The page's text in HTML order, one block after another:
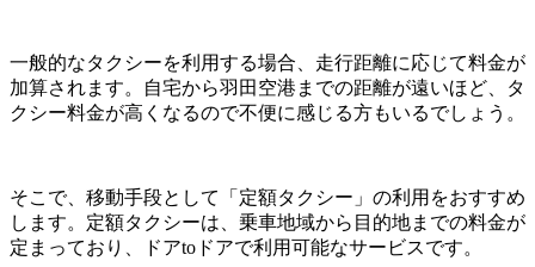
一般的なタクシーを利用する場合、走行距離に応じて料金が
加算されます。自宅から羽田空港までの距離が遠いほど、タ
クシー料金が高くなるので不便に感じる方もいるでしょう。
そこで、移動手段として「定額タクシー」の利用をおすすめ
します。定額タクシーは、乗車地域から目的地までの料金が
定まっており、ドアtoドアで利用可能なサービスです。